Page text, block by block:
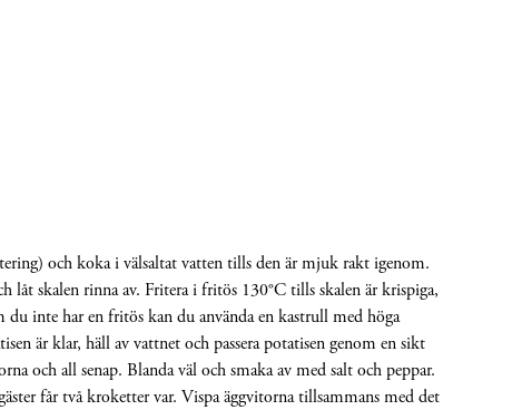
och koka i välsaltat vatten tills den är mjuk rakt igenom.
låt skalen rinna av. Fritera i fritös 130°C tills skalen är krispiga,
du inte har en fritös kan du använda en kastrull med höga
är klar, häll av vattnet och passera potatisen genom en sikt
och all senap. Blanda väl och smaka av med salt och peppar.
får två kroketter var. Vispa äggvitorna tillsammans med det